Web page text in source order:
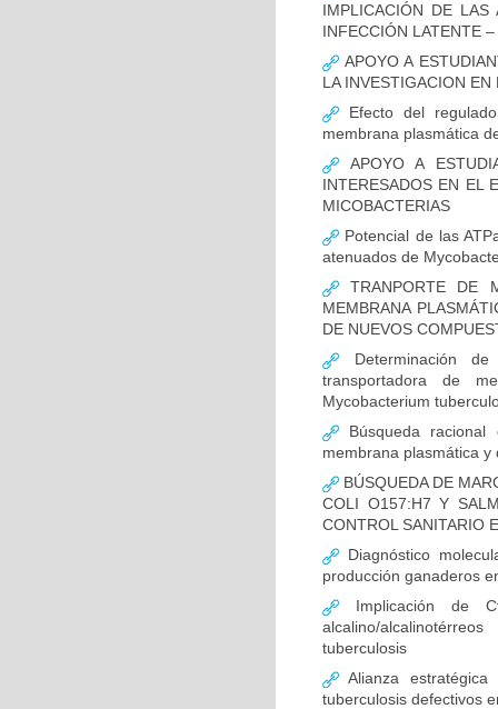
IMPLICACIÓN DE LAS
INFECCIÓN LATENTE
APOYO A
LA INVESTIGACION EN
Efecto del
membrana plasmática
APOYO A
INTERESADOS EN EL
MICOBACTERIAS
Potencial de las
atenuados de
TRANPORTE DE
MEMBRANA
DE NUEVOS
Determinación
transportadora de
Mycobacterium
Búsqueda
membrana plasmática
BÚSQUEDA DE
COLI O157:H7 Y
CONTROL SANITARIO
Diagnóstico
producción ganaderos
Implicación de
alcalino/
tuberculosis
Alianza
tuberculosis defectivos